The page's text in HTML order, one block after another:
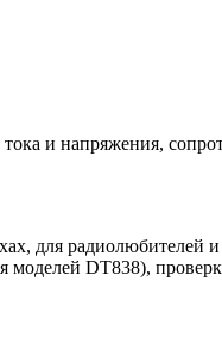
и напряжения,
для радиолюбителей
DT838),